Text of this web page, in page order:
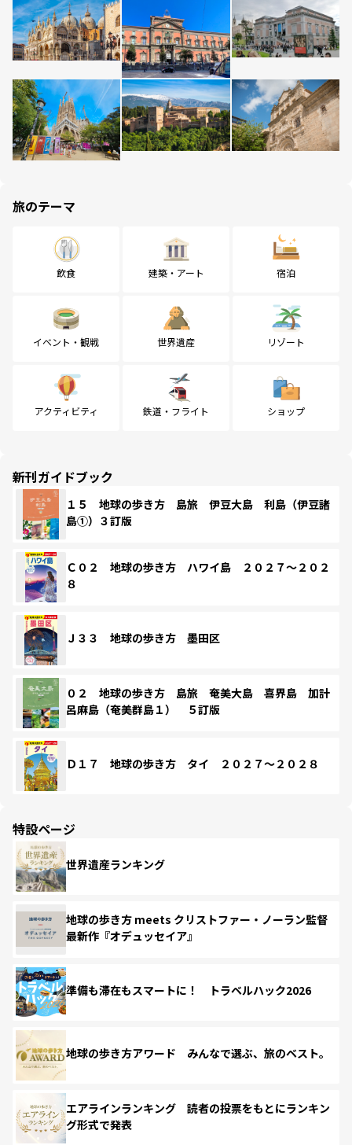
旅のテーマ
飲食 建築・アート 宿泊
イベント・観戦 世界遺産 リゾート
アクティビティ 鉄道・フライト ショップ
新刊ガイドブック
１５ 地球の歩き方 島旅 伊豆大島 利島（伊豆諸
島①）３訂版
Ｃ０２ 地球の歩き方 ハワイ島 ２０２７～２０２
８
Ｊ３３ 地球の歩き方 墨田区
０２ 地球の歩き方 島旅 奄美大島 喜界島 加計
呂麻島（奄美群島１） ５訂版
Ｄ１７ 地球の歩き方 タイ ２０２７～２０２８
特設ページ
世界遺産ランキング
地球の歩き方 meets クリストファー・ノーラン監督
最新作『オデュッセイア』
準備も滞在もスマートに！ トラベルハック2026
地球の歩き方アワード みんなで選ぶ、旅のベスト。
エアラインランキング 読者の投票をもとにランキン
グ形式で発表